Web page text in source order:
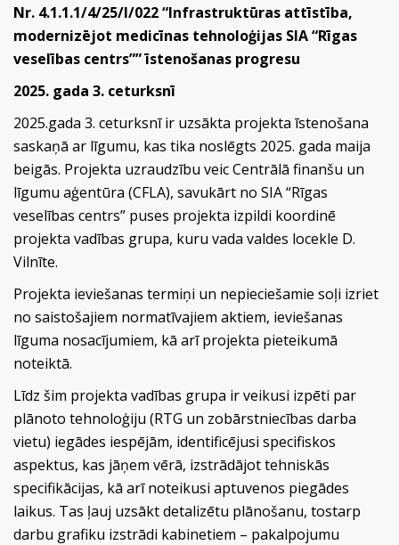
Nr. 4.1.1.1/4/25/I/022 “Infrastruktūras attīstība,
modernizējot medicīnas tehnoloģijas SIA “Rīgas
veselības centrs”” īstenošanas progresu
2025. gada 3. ceturksnī
2025.gada 3. ceturksnī ir uzsākta projekta īstenošana
saskaņā ar līgumu, kas tika noslēgts 2025. gada maija
beigās. Projekta uzraudzību veic Centrālā finanšu un
līgumu aģentūra (CFLA), savukārt no SIA “Rīgas
veselības centrs” puses projekta izpildi koordinē
projekta vadības grupa, kuru vada valdes locekle D.
Vilnīte.
Projekta ieviešanas termiņi un nepieciešamie soļi izriet
no saistošajiem normatīvajiem aktiem, ieviešanas
līguma nosacījumiem, kā arī projekta pieteikumā
noteiktā.
Līdz šim projekta vadības grupa ir veikusi izpēti par
plānoto tehnoloģiju (RTG un zobārstniecības darba
vietu) iegādes iespējām, identificējusi specifiskos
aspektus, kas jāņem vērā, izstrādājot tehniskās
specifikācijas, kā arī noteikusi aptuvenos piegādes
laikus. Tas ļauj uzsākt detalizētu plānošanu, tostarp
darbu grafiku izstrādi kabinetiem – pakalpojumu